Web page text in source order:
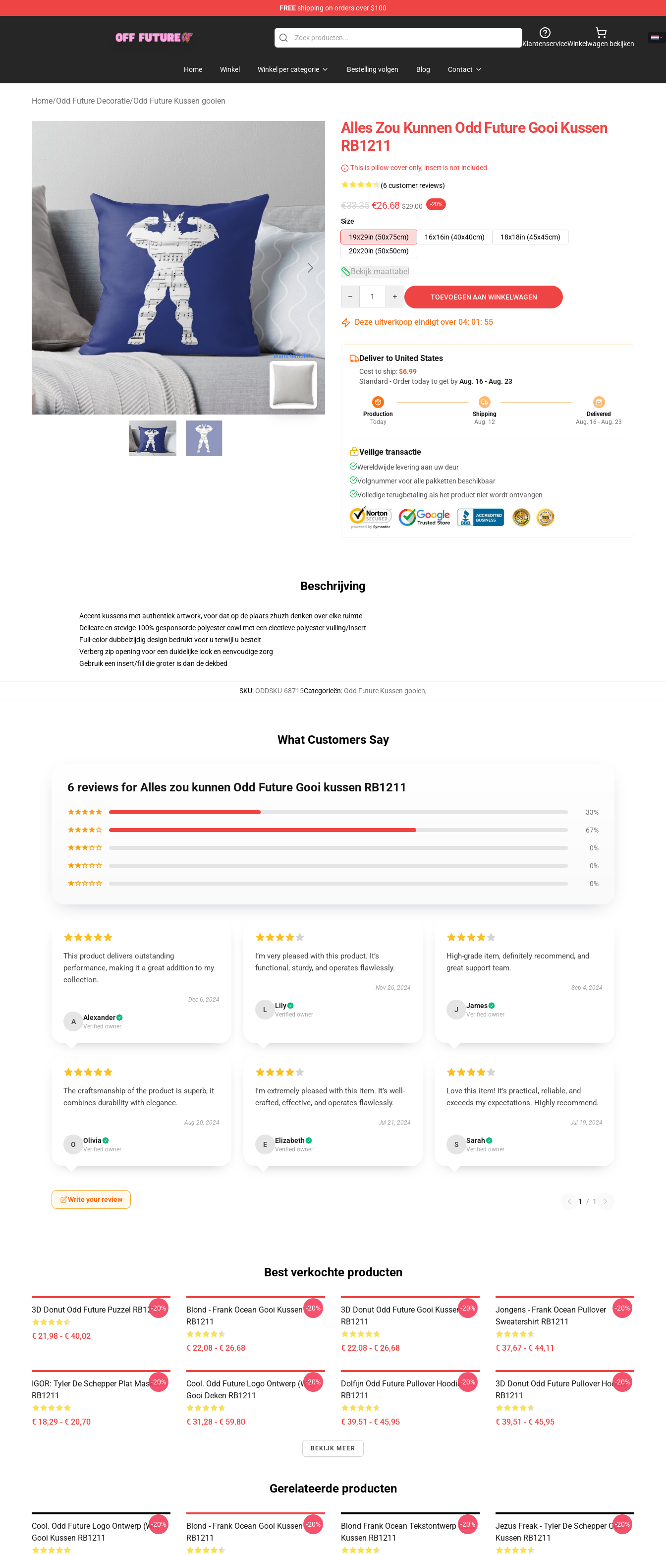
FREEshipping on orders over $100
KlantenserviceWinkelwagen bekijken
Home Winkel Winkel per categorie Bestelling volgen Blog Contact
Home/Odd Future Decoratie/Odd Future Kussen gooien
blank template
Alles Zou Kunnen Odd Future Gooi Kussen
RB1211
This is pillow cover only, insert is not included.
(6 customer reviews)
€33.35 €26.68 $29.00 -20%
Size
19x29in (50x75cm)
16x16in (40x40cm)
18x18in (45x45cm)
20x20in (50x50cm)
Bekijk maattabel
TOEVOEGEN AAN WINKELWAGEN
Deze uitverkoop eindigt over 04: 01 : 54
Deliver to United States
Cost to ship:$6.99
Standard - Order today to get byAug. 16 - Aug. 23
Production
Today
Shipping
Aug. 12
Delivered
Aug. 16 - Aug. 23
Veilige transactie
Wereldwijde levering aan uw deur
Volgnummer voor alle pakketten beschikbaar
Volledige terugbetaling als het product niet wordt ontvangen
Beschrijving
Accent kussens met authentiek artwork, voor dat op de plaats zhuzh denken over elke ruimte
Delicate en stevige 100% gesponsorde polyester cowl met een electieve polyester vulling/insert
Full-color dubbelzijdig design bedrukt voor u terwijl u bestelt
Verberg zip opening voor een duidelijke look en eenvoudige zorg
Gebruik een insert/fill die groter is dan de dekbed
SKU:ODDSKU-68715Categorieën:Odd Future Kussen gooien,
What Customers Say
6 reviews for Alles zou kunnen Odd Future Gooi kussen RB1211
★★★★★ 33%
★★★★☆ 67%
★★★☆☆ 0%
★★☆☆☆ 0%
★☆☆☆☆ 0%
This product delivers outstanding
performance, making it a great addition to my
collection.
Dec 6, 2024
A Alexander
Verified owner
I’m very pleased with this product. It’s
functional, sturdy, and operates flawlessly.
Nov 26, 2024
L Lily
Verified owner
High-grade item, definitely recommend, and
great support team.
Sep 4, 2024
J James
Verified owner
The craftsmanship of the product is superb; it
combines durability with elegance.
Aug 20, 2024
O Olivia
Verified owner
I'm extremely pleased with this item. It’s well-
crafted, effective, and operates flawlessly.
Jul 21, 2024
E Elizabeth
Verified owner
Love this item! It’s practical, reliable, and
exceeds my expectations. Highly recommend.
Jul 19, 2024
S Sarah
Verified owner
Write your review 1 / 1
Best verkochte producten
3D Donut Odd Future Puzzel RB1211
€ 21,98 - € 40,02
-20%
Blond - Frank Ocean Gooi Kussen
RB1211
€ 22,08 - € 26,68
-20%
3D Donut Odd Future Gooi Kussen
RB1211
€ 22,08 - € 26,68
-20%
Jongens - Frank Ocean Pullover
Sweatershirt RB1211
€ 37,67 - € 44,11
-20%
IGOR: Tyler De Schepper Plat Masker
RB1211
€ 18,29 - € 20,70
-20%
Cool. Odd Future Logo Ontwerp (wit)
Gooi Deken RB1211
€ 31,28 - € 59,80
-20%
Dolfijn Odd Future Pullover Hoodie
RB1211
€ 39,51 - € 45,95
-20%
3D Donut Odd Future Pullover Hoodie
RB1211
€ 39,51 - € 45,95
-20%
BEKIJK MEER
Gerelateerde producten
Cool. Odd Future Logo Ontwerp (wit)
Gooi Kussen RB1211
-20%
Blond - Frank Ocean Gooi Kussen
RB1211
-20%
Blond Frank Ocean Tekstontwerp Gooi
Kussen RB1211
-20%
Jezus Freak - Tyler De Schepper Gooi
Kussen RB1211
-20%